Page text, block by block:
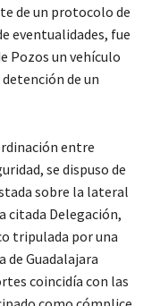
de un protocolo de
eventualidades, fue
Pozos un vehículo
de un
entre
se dispuso de
sobre la lateral
citada Delegación,
tripulada por una
de Guadalajara
coincidía con las